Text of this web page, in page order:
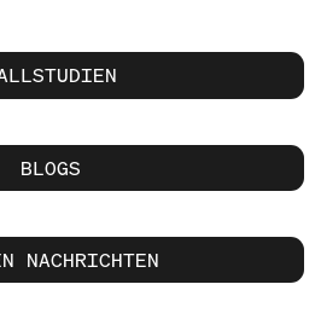
BLOGS
NACHRICHTEN